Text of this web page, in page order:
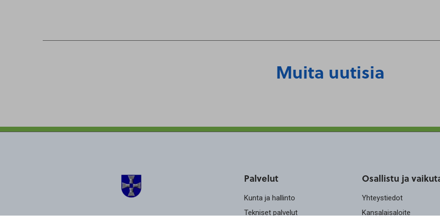
Muita uutisia
Palvelut
Kunta ja hallinto
Tekniset palvelut
Osallistu ja
Yhteystiedot
Kansalaisaloite